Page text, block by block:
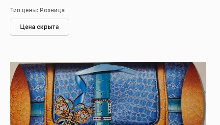
Тип цены: Розница
Цена скрыта